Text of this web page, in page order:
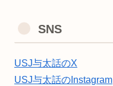
SNS
USJ与太話のX
USJ与太話のInstagram